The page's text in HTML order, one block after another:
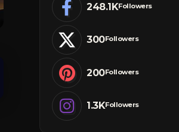
248.1KFollowers
300Followers
200Followers
1.3KFollowers